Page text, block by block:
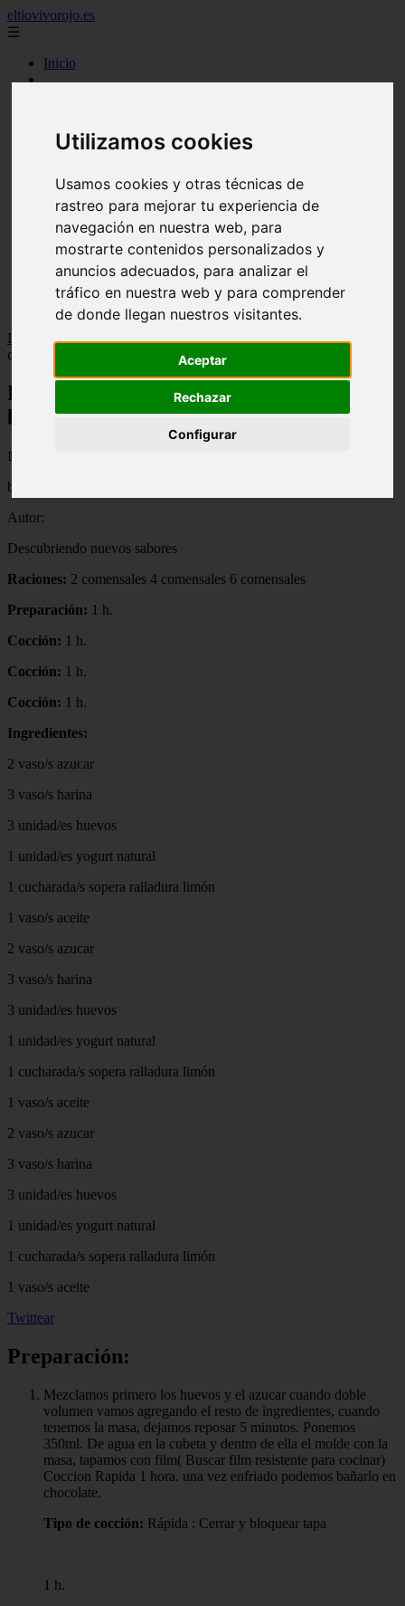
Utilizamos cookies
Usamos cookies y otras técnicas de
rastreo para mejorar tu experiencia de
navegación en nuestra web, para
mostrarte contenidos personalizados y
anuncios adecuados, para analizar el
tráfico en nuestra web y para comprender
de donde llegan nuestros visitantes.
Aceptar
Rechazar
Configurar
eltiovivorojo.es
☰
Inicio
carnes
espana
huevos
mariscos
otros
producto
reposteria
venezuela
verduras
Inicio
recetas >Recetas Cookeo: bizcocho de yogur bañado de
chocolate
Recetas Cookeo: bizcocho de yogur
bañado de chocolate
📅 06/09/2025
bizcocho de yogur bañado de chocolate
Autor:
Descubriendo nuevos sabores
Raciones: 2 comensales 4 comensales 6 comensales
Preparación: 1 h.
Cocción: 1 h.
Cocción: 1 h.
Cocción: 1 h.
Ingredientes:
2 vaso/s azucar
3 vaso/s harina
3 unidad/es huevos
1 unidad/es yogurt natural
1 cucharada/s sopera ralladura limón
1 vaso/s aceite
2 vaso/s azucar
3 vaso/s harina
3 unidad/es huevos
1 unidad/es yogurt natural
1 cucharada/s sopera ralladura limón
1 vaso/s aceite
2 vaso/s azucar
3 vaso/s harina
3 unidad/es huevos
1 unidad/es yogurt natural
1 cucharada/s sopera ralladura limón
1 vaso/s aceite
Twittear
Preparación:
Mezclamos primero los huevos y el azucar cuando doble
volumen vamos agregando el resto de ingredientes, cuando
tenemos la masa, dejamos reposar 5 minutos. Ponemos
350ml. De agua en la cubeta y dentro de ella el molde con la
masa, tapamos con film( Buscar film resistente para cocinar)
Coccion Rapida 1 hora. una vez enfriado podemos bañarlo en
chocolate.
Tipo de cocción: Rápida : Cerrar y bloquear tapa
1 h.